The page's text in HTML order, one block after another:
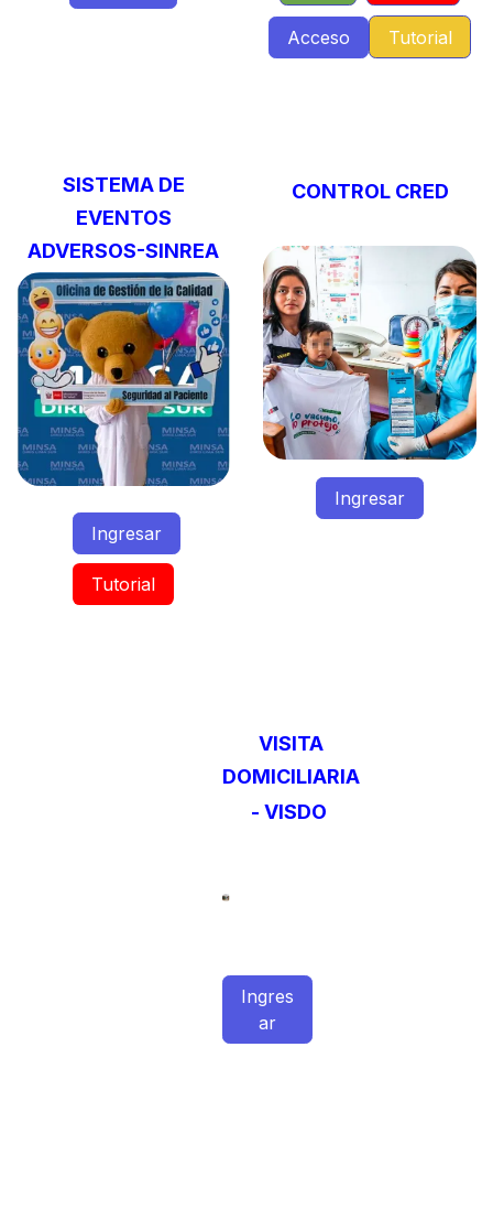
Acceso Tutorial
SISTEMA DE
EVENTOS
ADVERSOS-SINREA
Ingresar
Tutorial
CONTROL CRED
Ingresar
VISITA
DOMICILIARIA
- VISDO
Ingres​
ar​